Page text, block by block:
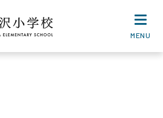
MENU